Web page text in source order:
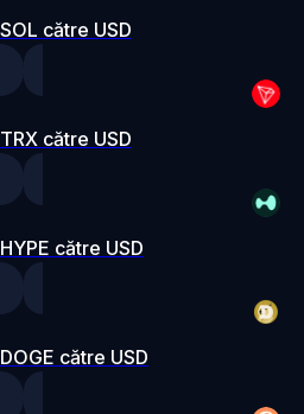
SOL către USD
TRX către USD
HYPE către USD
DOGE către USD